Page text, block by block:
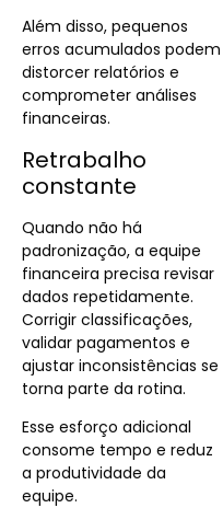
Além disso, pequenos
erros acumulados podem
distorcer relatórios e
comprometer análises
financeiras.
Retrabalho
constante
Quando não há
padronização, a equipe
financeira precisa revisar
dados repetidamente.
Corrigir classificações,
validar pagamentos e
ajustar inconsistências se
torna parte da rotina.
Esse esforço adicional
consome tempo e reduz
a produtividade da
equipe.